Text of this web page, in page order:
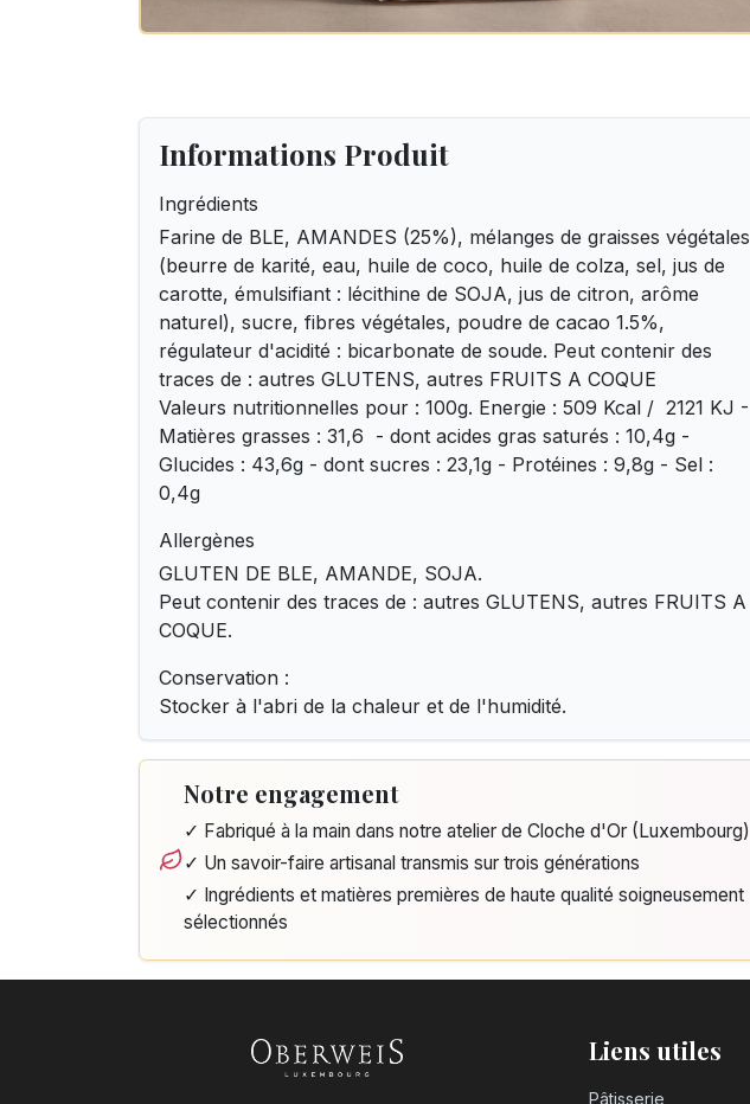
Informations Produit
Ingrédients
Farine de BLE, AMANDES (25%), mélanges de graisses végétales
(beurre de karité, eau, huile de coco, huile de colza, sel, jus de
carotte, émulsifiant : lécithine de SOJA, jus de citron, arôme
naturel), sucre, fibres végétales, poudre de cacao 1.5%,
régulateur d'acidité : bicarbonate de soude. Peut contenir des
traces de : autres GLUTENS, autres FRUITS A COQUE
Valeurs nutritionnelles pour : 100g. Energie : 509 Kcal / 2121 KJ -
Matières grasses : 31,6 - dont acides gras saturés : 10,4g -
Glucides : 43,6g - dont sucres : 23,1g - Protéines : 9,8g - Sel :
0,4g
Allergènes
GLUTEN DE BLE, AMANDE, SOJA.
Peut contenir des traces de : autres GLUTENS, autres FRUITS A
COQUE.
Conservation :
Stocker à l'abri de la chaleur et de l'humidité.
Notre engagement
✓ Fabriqué à la main dans notre atelier de Cloche d'Or (Luxembourg)
✓ Un savoir-faire artisanal transmis sur trois générations
✓ Ingrédients et matières premières de haute qualité soigneusement
sélectionnés
Liens utiles
Pâtisserie